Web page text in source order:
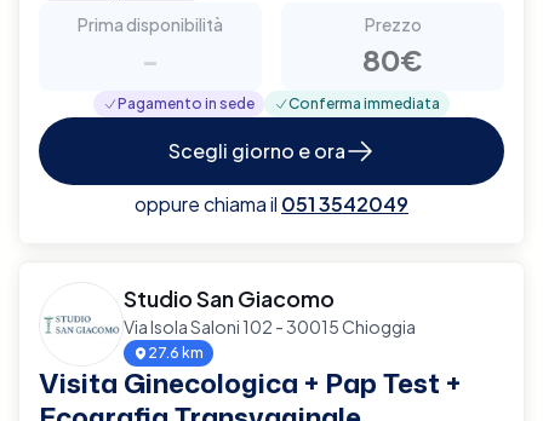
Prima disponibilità
-
Prezzo
80€
Pagamento in sede Conferma immediata
Scegli giorno e ora
oppure chiama il 051 3542049
Studio San Giacomo
Via Isola Saloni 102 - 30015 Chioggia
27.6 km
Visita Ginecologica + Pap Test +